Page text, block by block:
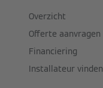
Overzicht
Offerte aanvragen
Financiering
Installateur vinden